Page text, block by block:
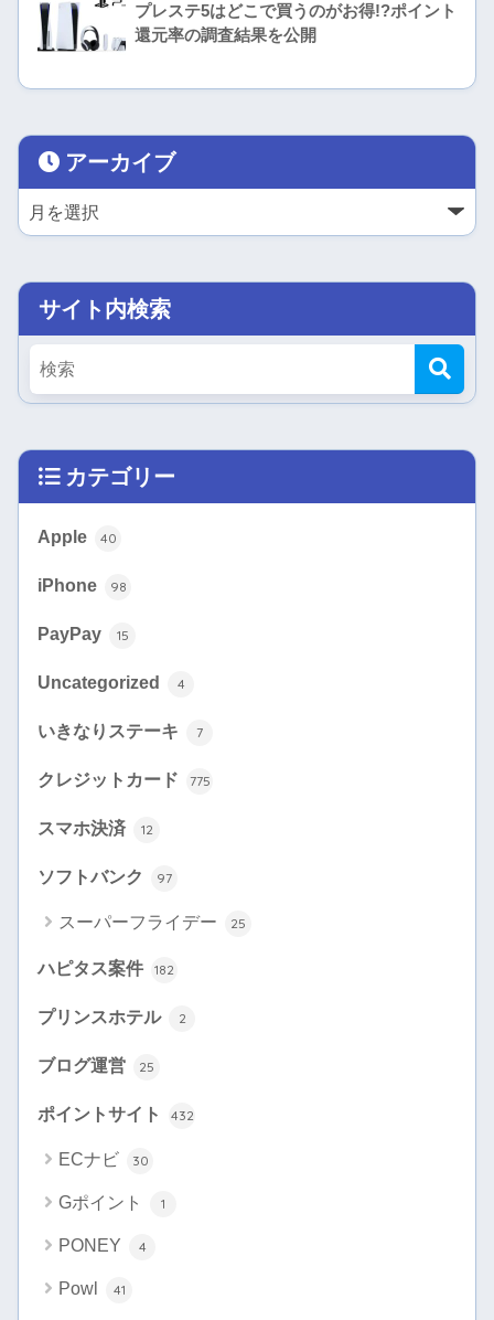
プレステ5はどこで買うのがお得!?ポイント
還元率の調査結果を公開
アーカイブ
サイト内検索
カテゴリー
Apple 40
iPhone 98
PayPay 15
Uncategorized 4
いきなりステーキ 7
クレジットカード 775
スマホ決済 12
ソフトバンク 97
スーパーフライデー 25
ハピタス案件 182
プリンスホテル 2
ブログ運営 25
ポイントサイト 432
ECナビ 30
Gポイント 1
PONEY 4
Powl 41